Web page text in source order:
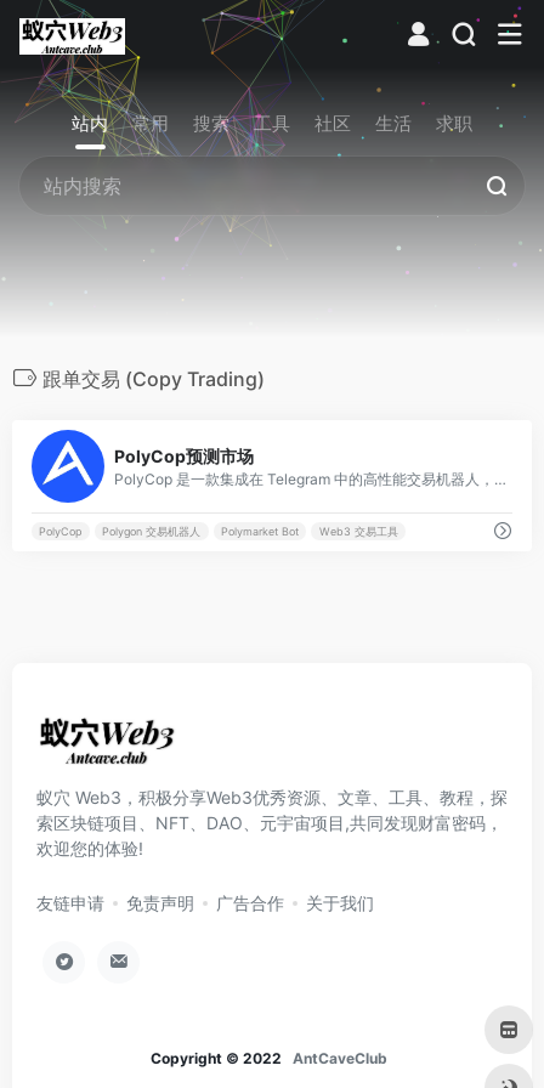
站内 常用 搜索 工具 社区 生活 求职
跟单交易 (Copy Trading)
PolyCop预测市场
PolyCop 是一款集成在 Telegram 中的高性能交易机器人，专门为 Polymarket 用户设计。它允许用户通过监控“聪明钱”地址实现自动跟单，并提供限价单、止损止盈等 Polymarket 原生界面不具备的高级交易功能。
PolyCop Polygon 交易机器人 Polymarket Bot Web3 交易工具
蚁穴 Web3，积极分享Web3优秀资源、文章、工具、教程，探
索区块链项目、NFT、DAO、元宇宙项目,共同发现财富密码，
欢迎您的体验!
友链申请 免责声明 广告合作 关于我们
Copyright © 2022 AntCaveClub